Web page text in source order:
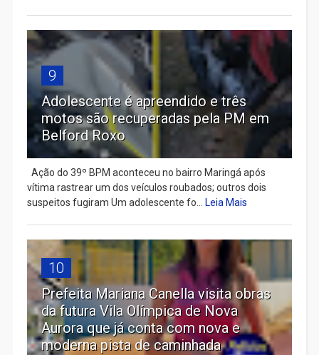
9
Adolescente é apreendido e três
motos são recuperadas pela PM em
Belford Roxo
Ação do 39º BPM aconteceu no bairro Maringá após
vítima rastrear um dos veículos roubados; outros dois
suspeitos fugiram Um adolescente fo... Leia Mais
10
Prefeita Mariana Canella visita obras
da futura Vila Olímpica de Nova
Aurora que já conta com nova e
moderna pista de caminhada